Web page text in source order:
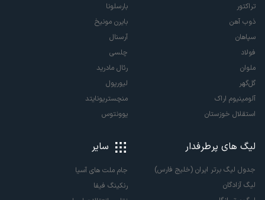
تراکتور
ذوب آهن
سپاهان
فولاد
ملوان
گل‌گهر
آلومینیوم اراک
استقلال خوزستان
بارسلونا
بایرن مونیخ
آرسنال
چلسی
رئال مادرید
لیورپول
منچستریونایتد
یوونتوس
لیگ های پرطرفدار
جدول لیگ برتر ایران (خلیج فارس)
لیگ آزادگان
سایر
جام ملت های آسیا
رنکینگ فیفا